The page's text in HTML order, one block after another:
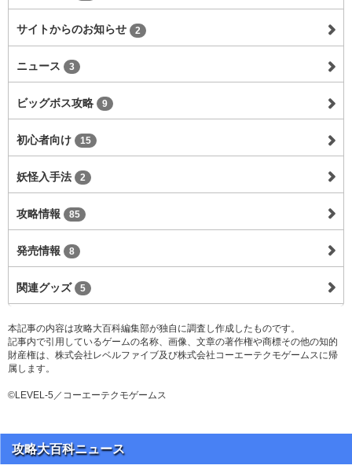
サイトからのお知らせ 2
ニュース 3
ビッグボス攻略 9
初心者向け 15
妖怪入手法 2
攻略情報 85
発売情報 8
関連グッズ 5
本記事の内容は攻略大百科編集部が独自に調査し作成したものです。
記事内で引用しているゲームの名称、画像、文章の著作権や商標その他の知的
財産権は、株式会社レベルファイブ及び株式会社コーエーテクモゲームスに帰
属します。
©LEVEL-5／コーエーテクモゲームス
攻略大百科ニュース